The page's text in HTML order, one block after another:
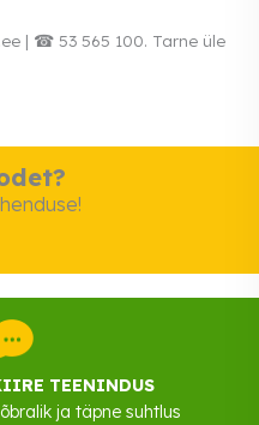
| ☎ 53 565 100. Tarne üle
TEENINDUS
ja täpne suhtlus